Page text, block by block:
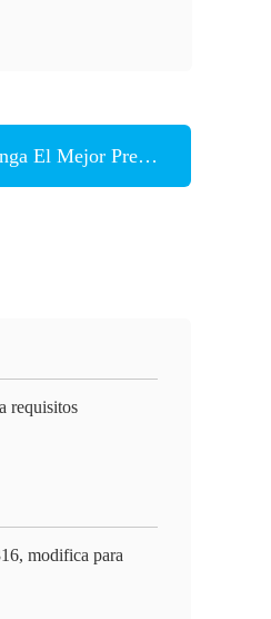
El Mejor Precio
requisitos
modifica para